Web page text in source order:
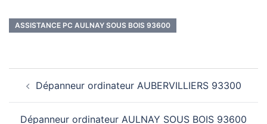
ASSISTANCE PC AULNAY SOUS BOIS 93600
d’article
Dépanneur ordinateur AUBERVILLIERS 93300
Dépanneur ordinateur AULNAY SOUS BOIS 93600